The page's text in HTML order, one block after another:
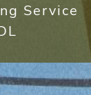
Service